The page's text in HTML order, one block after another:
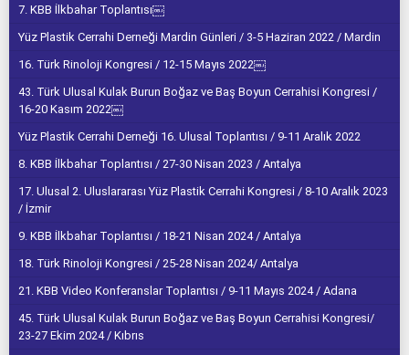
7. KBB İlkbahar Toplantısı￼
Yüz Plastik Cerrahi Derneği Mardin Günleri / 3-5 Haziran 2022 / Mardin
16. Türk Rinoloji Kongresi / 12-15 Mayıs 2022￼
43. Türk Ulusal Kulak Burun Boğaz ve Baş Boyun Cerrahisi Kongresi /
16-20 Kasım 2022￼
Yüz Plastik Cerrahi Derneği 16. Ulusal Toplantısı / 9-11 Aralık 2022
8. KBB İlkbahar Toplantısı / 27-30 Nisan 2023 / Antalya
17. Ulusal 2. Uluslararası Yüz Plastik Cerrahi Kongresi / 8-10 Aralık 2023
/ İzmir
9. KBB İlkbahar Toplantısı / 18-21 Nisan 2024 / Antalya
18. Türk Rinoloji Kongresi / 25-28 Nisan 2024/ Antalya
21. KBB Video Konferanslar Toplantısı / 9-11 Mayıs 2024 / Adana
45. Türk Ulusal Kulak Burun Boğaz ve Baş Boyun Cerrahisi Kongresi/
23-27 Ekim 2024 / Kıbrıs